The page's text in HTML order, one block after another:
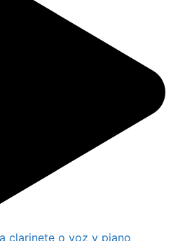
clarinete o voz y piano